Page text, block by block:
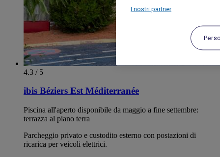
4.3 / 5
ibis Béziers Est Méditerranée
Piscina all'aperto disponibile da maggio a fine settembre:
terrazza al piano terra
Parcheggio privato e custodito esterno con postazioni di
ricarica per veicoli elettrici.
I nostri partner